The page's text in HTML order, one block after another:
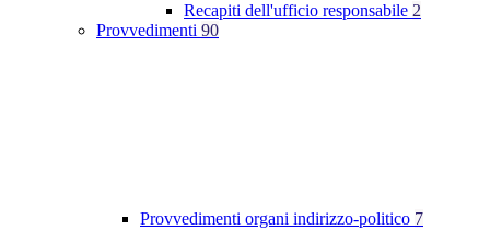
Recapiti dell'ufficio responsabile 2
Provvedimenti 90
Provvedimenti organi indirizzo-politico 7